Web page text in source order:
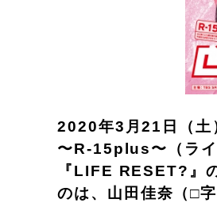
2020年3月21日（土
〜R-15plus〜（ラ
『LIFE RESET?』
のは、山田佳奈（□